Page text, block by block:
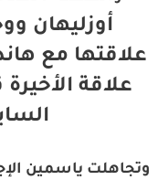
أوزليهان
علاقتها مع
علاقة
وتجاهلت ياسمين